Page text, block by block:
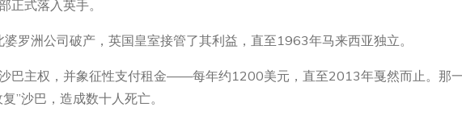
正式落入英手。
罗洲公司破产，英国皇室接管了其利益，直至1963年马来西亚独立。
巴主权，并象征性支付租金——每年约1200美元，直至2013年戛然而止。那
”沙巴，造成数十人死亡。